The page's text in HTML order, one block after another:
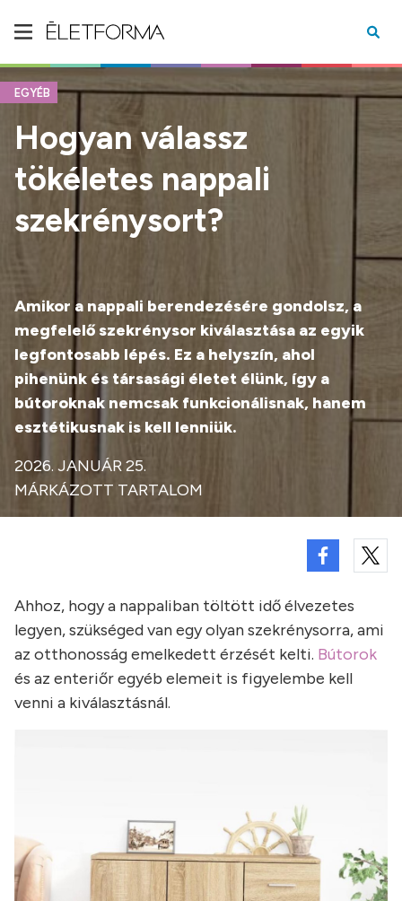
EGYÉB
Hogyan válassz
tökéletes nappali
szekrénysort?
Amikor a nappali berendezésére gondolsz, a
megfelelő szekrénysor kiválasztása az egyik
legfontosabb lépés. Ez a helyszín, ahol
pihenünk és társasági életet élünk, így a
bútoroknak nemcsak funkcionálisnak, hanem
esztétikusnak is kell lenniük.
2026. JANUÁR 25.
MÁRKÁZOTT TARTALOM
Ahhoz, hogy a nappaliban töltött idő élvezetes
legyen, szükséged van egy olyan szekrénysorra, ami
az otthonosság emelkedett érzését kelti. Bútorok
és az enteriőr egyéb elemeit is figyelembe kell
venni a kiválasztásnál.